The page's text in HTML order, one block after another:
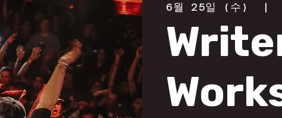
6월 25일 (수)
  |